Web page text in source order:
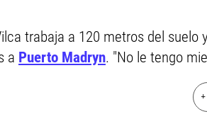
trabaja a 120 metros del
a Puerto Madryn. "No le tengo